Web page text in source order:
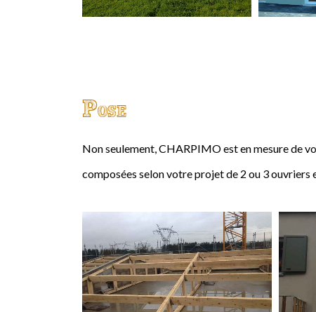
Pose
Non seulement, CHARPIMO est en mesure de
composées selon votre projet de 2 ou 3